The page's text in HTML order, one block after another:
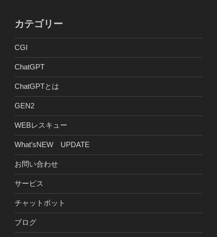
カテゴリー
CGI
ChatGPT
ChatGPTとは
GEN2
WEBレスキュー
What’sNEW UPDATE
お問い合わせ
サービス
チャットボット
ブログ